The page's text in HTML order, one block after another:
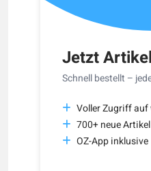
Jetzt
Schnell bestellt –
Voller Zugriff
700+ neue
OZ-App inklusive